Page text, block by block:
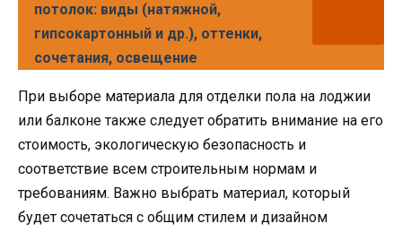
потолок: виды (натяжной,
гипсокартонный и др.), оттенки,
сочетания, освещение
При выборе материала для отделки пола на лоджии
или балконе также следует обратить внимание на его
стоимость, экологическую безопасность и
соответствие всем строительным нормам и
требованиям. Важно выбрать материал, который
будет сочетаться с общим стилем и дизайном